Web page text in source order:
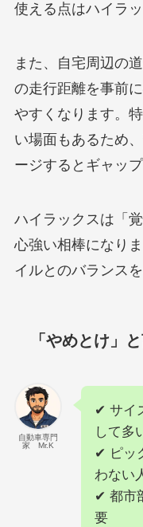
使える点はハイラ
また、自宅周辺の
の走行距離を事前
やすくなります。
い場面もあるため
ージするとギャッ
ハイラックスは「
心強い相棒になり
イルとのバランス
「やめとけ」と
自動車専門
家 Mr.K
✔ サイ
して多
✔ ピッ
わない
✔ 都市
要